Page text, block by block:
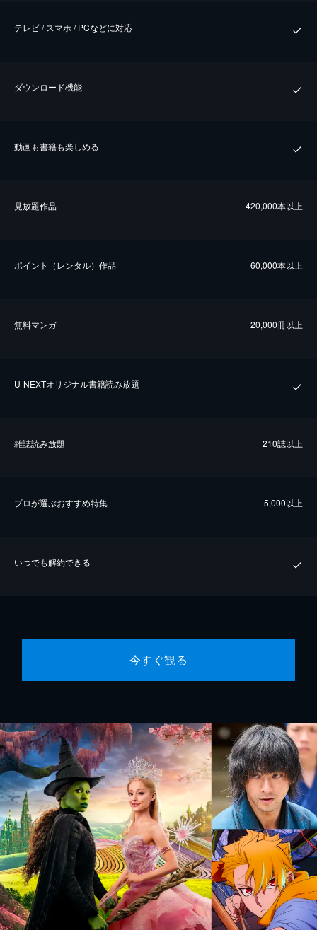
テレビ / スマホ / PCなどに対応
ダウンロード機能
動画も書籍も楽しめる
⾒放題作品 420,000本以上
ポイント（レンタル）作品 60,000本以上
無料マンガ 20,000冊以上
U-NEXTオリジナル書籍読み放題
雑誌読み放題 210誌以上
プロが選ぶおすすめ特集 5,000以上
いつでも解約できる
今すぐ観る